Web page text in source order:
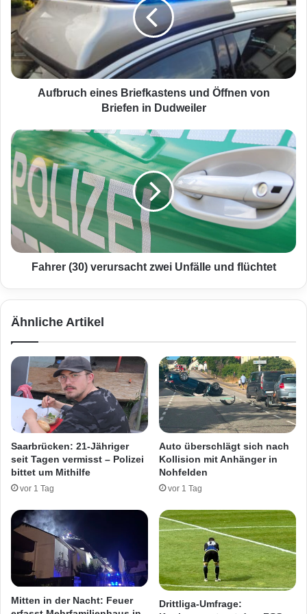
b
r
u
c
h
e
s
B
r
i
e
f
k
a
s
u
Ö
f
v
o
B
n
i
n
Aufbruch eines Briefkastens und Öffnen von
Briefen in Dudweiler
F
a
h
(
3
0
u
a
h
z
e
i
U
u
n
d
Fahrer (30) verursacht zwei Unfälle und flüchtet
Ähnliche Artikel
Saarbrücken: 21-Jähriger
seit Tagen vermisst – Polizei
bittet um Mithilfe
vor 1 Tag
Auto überschlägt sich nach
Kollision mit Anhänger in
Nohfelden
vor 1 Tag
Mitten in der Nacht: Feuer
Drittliga-Umfrage: